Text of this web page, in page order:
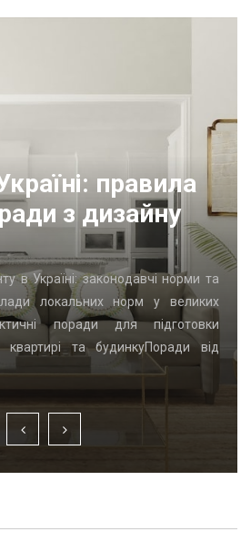
правила
з дизайну
в Україні: законодавчі норми та
локальних норм у великих
поради для підготовки
та будинкуПоради від